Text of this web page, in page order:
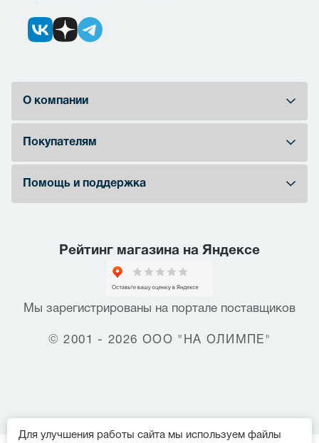
О компании
Покупателям
Помощь и поддержка
Рейтинг магазина на Яндексе
Мы зарегистрированы на портале поставщиков
© 2001 - 2026 ООО "НА ОЛИМПЕ"
Для улучшения работы сайта мы используем файлы